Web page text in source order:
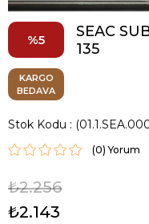
5
SEAC
135
KARGO
BEDAVA
Stok Kodu
(0)
₺2.256
₺2.143